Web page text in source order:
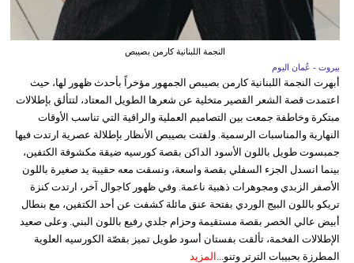
النجمة اللبنانية كارمن بصيبص
بيروت - عُمان اليوم
أبهرت النجمة اللبنانية كارمن بصيبص الجمهور مؤخراً بأحدث ظهور لها، حيث
اعتمدت قصة الشعر القصير متخلية عن شعرها الطويل المعتاد، لتتألق بإطلالات
مبتكرة وخاطفة جمعت بين التصاميم العملية والراقية التي تناسب الأوقات
النهارية والمناسبات الرسمية. ولفتت بصيبص الأنظار بإطلالة عصرية ارتدت فيها
جمبسوت طويل باللون الأسود الداكن بقصة كورسيه ضيقة مكشوفة الكتفين،
بينما انسدل الجزء السفلي بقصة واسعة، ونسقت معه حقيبة يد صغيرة باللون
الأصفر الزبدي ومجوهرات ذهبية ناعمة. وفي ظهور كاجوال آخر، ارتدت كنزة
تريكو باللون البيج الوردي بفتحة عنق مائلة كشفت عن أحد الكتفين، مع بنطال
أبيض عالي الخصر بقصة مستقيمة وحزام جلدي رفيع باللون البني. وعلى صعيد
الإطلالات الفخمة، تألقت بفستان أسود طويل تميز بقصّة الكورسيه العلوية
المطرزة بحبيبات الترتر وتنو... المزيد